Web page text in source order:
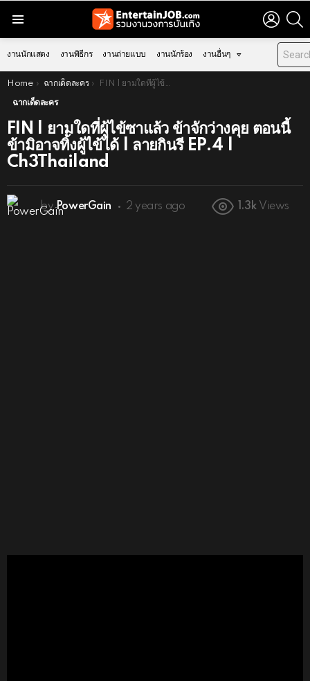
LOGIN
งานนักแสดง งานพิธีกร งานถ่ายแบบ งานนักร้อง งานอื่นๆ
You are here:
Home ฉากเด็ดละคร FIN | ยามใดที่ผู้ไข้ซาแล้ว ข้าจักว่างคุย ตอนนี้ข้ามิอาจทิ้งผู้ไข้ได้ | ลายกินรี EP.4 | Ch3Thailand
ฉากเด็ดละคร
FIN | ยามใดที่ผู้ไข้ซาแล้ว ข้าจักว่างคุย ตอนนี้
ข้ามิอาจทิ้งผู้ไข้ได้ | ลายกินรี EP.4 |
Ch3Thailand
by PowerGain 2 years ago 1.3k Views